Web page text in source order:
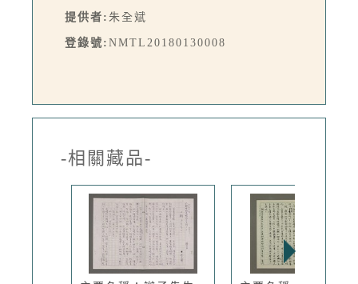
提供者: 朱全斌
登錄號: NMTL20180130008
-相關藏品-